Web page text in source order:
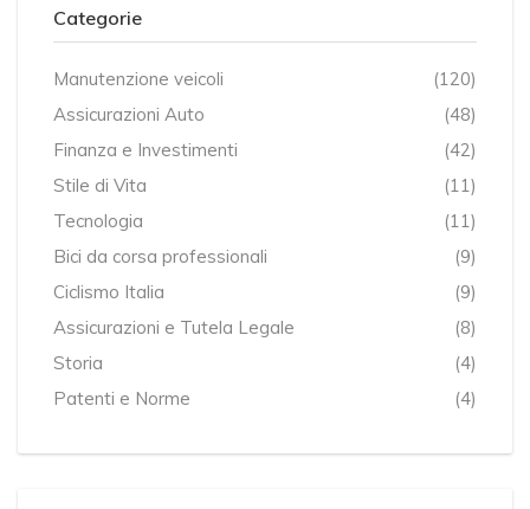
Categorie
Manutenzione veicoli
(120)
Assicurazioni Auto
(48)
Finanza e Investimenti
(42)
Stile di Vita
(11)
Tecnologia
(11)
Bici da corsa professionali
(9)
Ciclismo Italia
(9)
Assicurazioni e Tutela Legale
(8)
Storia
(4)
Patenti e Norme
(4)